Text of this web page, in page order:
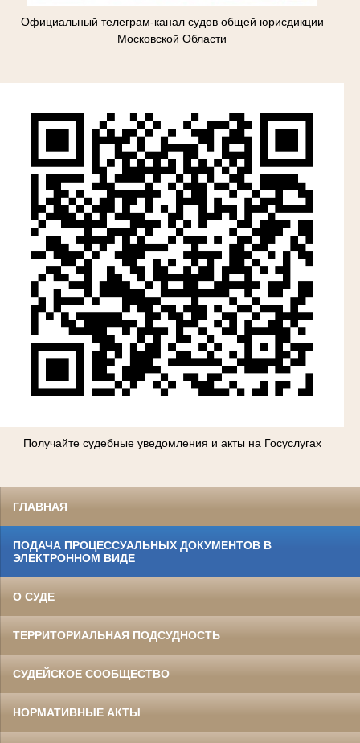
Официальный телеграм-канал судов общей юрисдикции
Московской Области
Получайте судебные уведомления и акты на Госуслугах
ГЛАВНАЯ
ПОДАЧА ПРОЦЕССУАЛЬНЫХ ДОКУМЕНТОВ В
ЭЛЕКТРОННОМ ВИДЕ
О СУДЕ
ТЕРРИТОРИАЛЬНАЯ ПОДСУДНОСТЬ
СУДЕЙСКОЕ СООБЩЕСТВО
НОРМАТИВНЫЕ АКТЫ